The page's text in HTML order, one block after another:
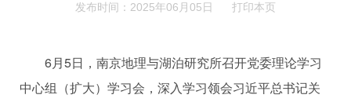
发布时间：2025年06月05日 打印本页
6月5日，南京地理与湖泊研究所召开党委理论学习
中心组（扩大）学习会，深入学习领会习近平总书记关